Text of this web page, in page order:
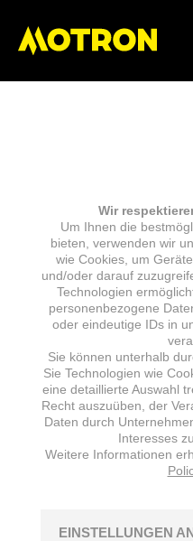
Wir
Um Ihnen die
bieten, verwenden wir
wie Cookies, um
und/oder darauf
Technologien
personenbezogene
oder eindeutige IDs in
Sie können unterhalb
Sie Technologien wie
eine detaillierte Auswahl
Recht auszuüben, der
Daten durch
Interesses
Weitere Informationen
EINSTELLUNGEN